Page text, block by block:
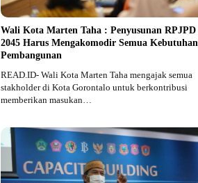
Wali Kota Marten Taha : Penyusunan RPJPD
2045 Harus Mengakomodir Semua Kebutuhan
Pembangunan
READ.ID- Wali Kota Marten Taha mengajak semua
stakholder di Kota Gorontalo untuk berkontribusi
memberikan masukan…